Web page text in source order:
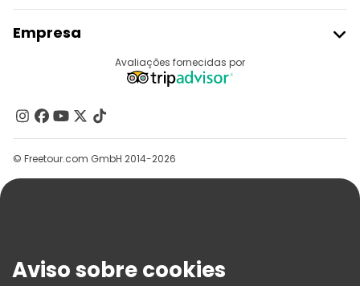
Registo Do Fornecedor
Programa De Afiliados
Empresa
Contacte-Nos
Grupos
Ajuda
Termos E Informações Legais
Avaliações fornecidas por
© Freetour.com GmbH 2014-2026
Aviso sobre cookies